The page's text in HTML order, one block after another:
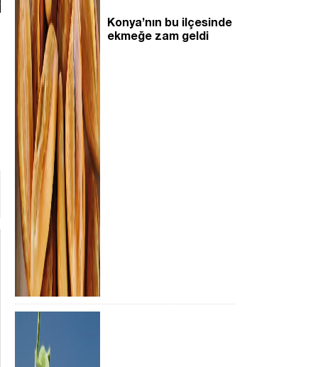
Konya’nın bu ilçesinde
ekmeğe zam geldi